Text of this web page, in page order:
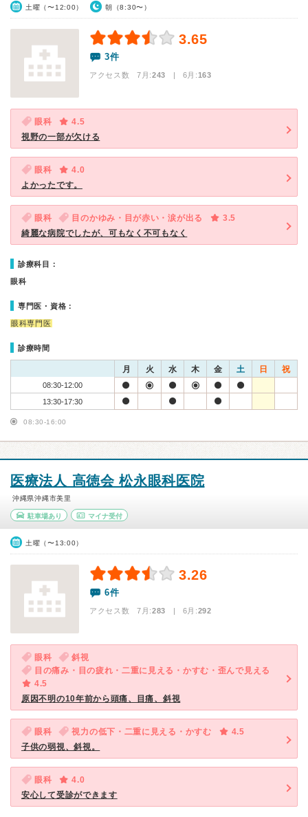
土曜（〜12:00） 朝（8:30〜）
3.65
3件
アクセス数 7月:243 | 6月:163
眼科
4.5
視野の一部が欠ける
眼科
4.0
よかったです。
眼科 目のかゆみ・目が赤い・涙が出る
3.5
綺麗な病院でしたが、可もなく不可もなく
診療科目：
眼科
専門医・資格：
眼科専門医
診療時間
月 火 水 木 金 土 日 祝
08:30-12:00
13:30-17:30
08:30-16:00
医療法人 高徳会 松永眼科医院
沖縄県沖縄市美里
駐車場あり マイナ受付
土曜（〜13:00）
3.26
6件
アクセス数 7月:283 | 6月:292
眼科
斜視
目の痛み・目の疲れ・二重に見える・かすむ・歪んで見える
4.5
原因不明の10年前から頭痛、目痛、斜視
眼科 視力の低下・二重に見える・かすむ
4.5
子供の弱視、斜視。
眼科
4.0
安心して受診ができます